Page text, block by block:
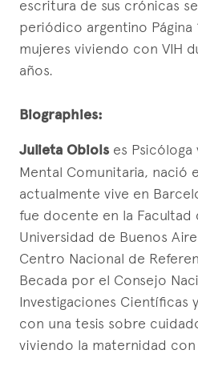
escritura de sus crónicas
periódico argentino Página
mujeres viviendo con VIH
años.
Biographies:
Julieta Obiols es
Mental Comunitaria, nació
actualmente vive en
fue docente en la Facultad
Universidad de Buenos
Centro Nacional de
Becada por el Consejo
Investigaciones Científicas
con una tesis sobre
viviendo la maternidad con